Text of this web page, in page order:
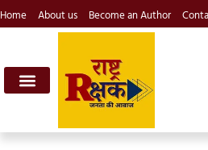
Home About us Become an Author